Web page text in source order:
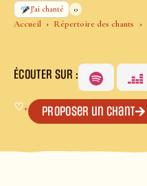
Accueil Répertoire des chants
J’ai chanté
0
ÉCOUTER SUR :
♡+ Proposer un chant